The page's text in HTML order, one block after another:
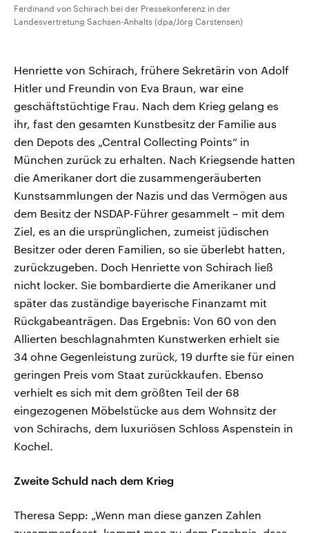
Ferdinand von Schirach bei der Pressekonferenz in der
Landesvertretung Sachsen-Anhalts (dpa/Jörg Carstensen)
Henriette von Schirach, frühere Sekretärin von Adolf
Hitler und Freundin von Eva Braun, war eine
geschäftstüchtige Frau. Nach dem Krieg gelang es
ihr, fast den gesamten Kunstbesitz der Familie aus
den Depots des „Central Collecting Points“ in
München zurück zu erhalten. Nach Kriegsende hatten
die Amerikaner dort die zusammengeräuberten
Kunstsammlungen der Nazis und das Vermögen aus
dem Besitz der NSDAP-Führer gesammelt – mit dem
Ziel, es an die ursprünglichen, zumeist jüdischen
Besitzer oder deren Familien, so sie überlebt hatten,
zurückzugeben. Doch Henriette von Schirach ließ
nicht locker. Sie bombardierte die Amerikaner und
später das zuständige bayerische Finanzamt mit
Rückgabeanträgen. Das Ergebnis: Von 60 von den
Allierten beschlagnahmten Kunstwerken erhielt sie
34 ohne Gegenleistung zurück, 19 durfte sie für einen
geringen Preis vom Staat zurückkaufen. Ebenso
verhielt es sich mit dem größten Teil der 68
eingezogenen Möbelstücke aus dem Wohnsitz der
von Schirachs, dem luxuriösen Schloss Aspenstein in
Kochel.
Zweite Schuld nach dem Krieg
Theresa Sepp: „Wenn man diese ganzen Zahlen